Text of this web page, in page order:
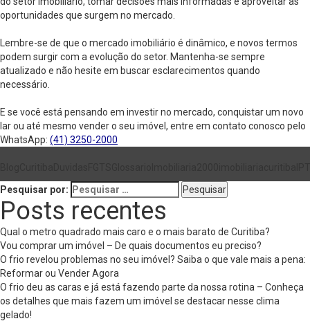
oportunidades que surgem no mercado.
Lembre-se de que o mercado imobiliário é dinâmico, e novos termos
podem surgir com a evolução do setor. Mantenha-se sempre
atualizado e não hesite em buscar esclarecimentos quando
necessário.
E se você está pensando em investir no mercado, conquistar um novo
lar ou até mesmo vender o seu imóvel, entre em contato conosco pelo
WhatsApp: (41) 3250-2000
Pesquisar por:
Posts recentes
Qual o metro quadrado mais caro e o mais barato de Curitiba?
Vou comprar um imóvel – De quais documentos eu preciso?
O frio revelou problemas no seu imóvel? Saiba o que vale mais a pena:
Reformar ou Vender Agora
O frio deu as caras e já está fazendo parte da nossa rotina – Conheça
os detalhes que mais fazem um imóvel se destacar nesse clima
gelado!